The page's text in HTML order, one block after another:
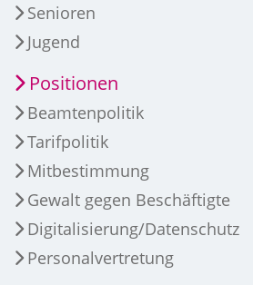
Senioren
Jugend
Positionen
Beamtenpolitik
Tarifpolitik
Mitbestimmung
Gewalt gegen Beschäftigte
Digitalisierung/Datenschutz
Personalvertretung